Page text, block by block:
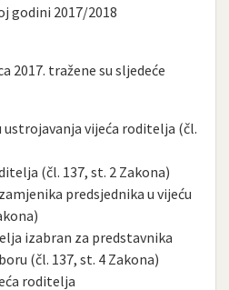
godini 2017/2018
2017. tražene su sljedeće
vijeća roditelja (čl.
(čl. 137, st. 2 Zakona)
predsjednika u vijeću
izabran za predstavnika
(čl. 137, st. 4 Zakona)
roditelja